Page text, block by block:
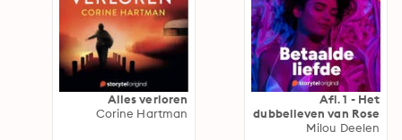
Afl. 1 - Het
dubbelleven van Rose
Milou Deelen
Alles verloren
Corine Hartman